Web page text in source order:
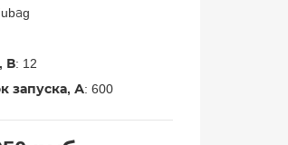
В: 12
запуска, А: 600